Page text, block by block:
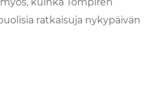
ratkaisuja nykypäivän